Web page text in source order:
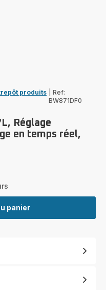
produits
Ref:
BW871DF0
Réglage
en temps réel,
panier